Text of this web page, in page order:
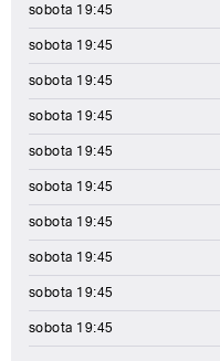
sobota 19:45
sobota 19:45
sobota 19:45
sobota 19:45
sobota 19:45
sobota 19:45
sobota 19:45
sobota 19:45
sobota 19:45
sobota 19:45